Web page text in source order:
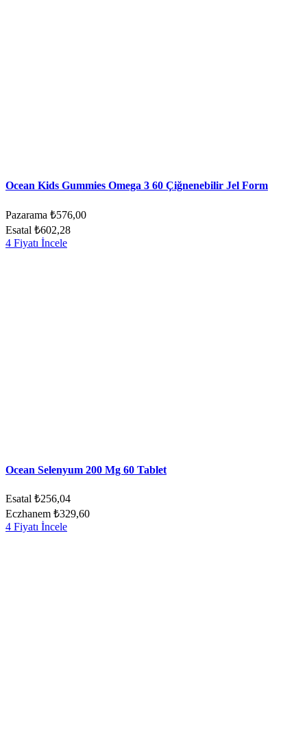
Ocean Kids Gummies Omega 3 60 Çiğnenebilir Jel Form
Pazarama ₺576,00
Esatal ₺602,28
4 Fiyatı İncele
Ocean Selenyum 200 Mg 60 Tablet
Esatal ₺256,04
Eczhanem ₺329,60
4 Fiyatı İncele